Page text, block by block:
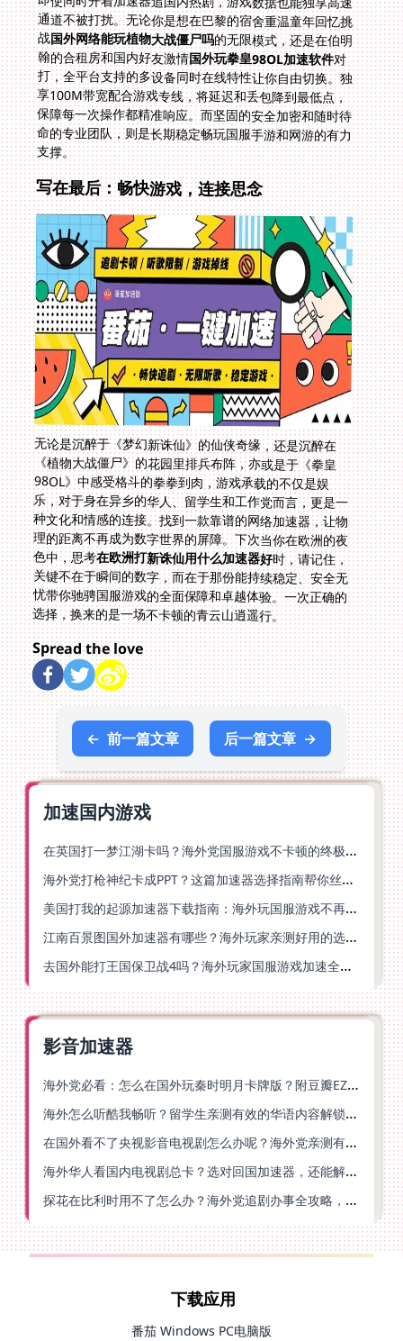
战国外网络能玩植物大战僵尸吗的无限模式，还是在伯明
翰的合租房和国内好友激情国外玩拳皇98OL加速软件对
打，全平台支持的多设备同时在线特性让你自由切换。独
享100M带宽配合游戏专线，将延迟和丢包降到最低点，
保障每一次操作都精准响应。而坚固的安全加密和随时待
命的专业团队，则是长期稳定畅玩国服手游和网游的有力
支撑。
写在最后：畅快游戏，连接思念
无论是沉醉于《梦幻新诛仙》的仙侠奇缘，还是沉醉在
《植物大战僵尸》的花园里排兵布阵，亦或是于《拳皇
98OL》中感受格斗的拳拳到肉，游戏承载的不仅是娱
乐，对于身在异乡的华人、留学生和工作党而言，更是一
种文化和情感的连接。找到一款靠谱的网络加速器，让物
理的距离不再成为数字世界的屏障。下次当你在欧洲的夜
色中，思考在欧洲打新诛仙用什么加速器好时，请记住，
关键不在于瞬间的数字，而在于那份能持续稳定、安全无
忧带你驰骋国服游戏的全面保障和卓越体验。一次正确的
选择，换来的是一场不卡顿的青云山逍遥行。
Spread the love
← 前一篇文章 后一篇文章 →
加速国内游戏
在英国打一梦江湖卡吗？海外党国服游戏不卡顿的终极解法
海外党打枪神纪卡成PPT？这篇加速器选择指南帮你丝滑上分
美国打我的起源加速器下载指南：海外玩国服游戏不再卡的终极方案
江南百景图国外加速器有哪些？海外玩家亲测好用的选择与避坑指南
去国外能打王国保卫战4吗？海外玩家国服游戏加速全攻略（附公主连结幻想江湖实测）
影音加速器
海外党必看：怎么在国外玩秦时明月卡牌版？附豆瓣EZCast地区限制破解法
海外怎么听酷我畅听？留学生亲测有效的华语内容解锁指南
在国外看不了央视影音电视剧怎么办呢？海外党亲测有效的回国加速方案
海外华人看国内电视剧总卡？选对回国加速器，还能解决菲律宾打不开反诈中心的问题
探花在比利时用不了怎么办？海外党追剧办事全攻略，选对加速器就够了
下载应用
番茄 Windows PC电脑版